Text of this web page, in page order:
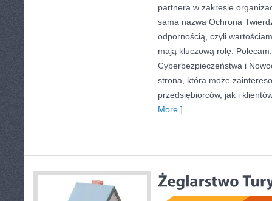
partnera w zakresie
sama nazwa Ochrona
odpornością, czyli
mają kluczową rolę.
Cyberbezpieczeństwa i
strona, która może
przedsiębiorców, jak i
More ]